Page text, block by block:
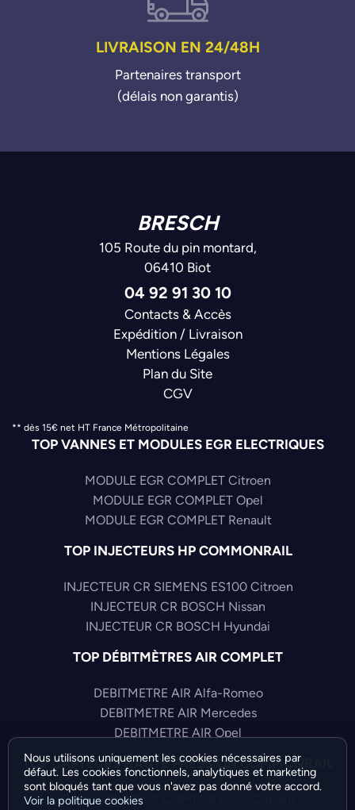
LIVRAISON EN 24/48H
Partenaires transport
(délais non garantis)
BRESCH
105 Route du pin montard,
06410 Biot
04 92 91 30 10
Contacts & Accès
Expédition / Livraison
Mentions Légales
Plan du Site
CGV
** dès 15€ net HT France Métropolitaine
TOP VANNES ET MODULES EGR ELECTRIQUES
MODULE EGR COMPLET Citroen
MODULE EGR COMPLET Opel
MODULE EGR COMPLET Renault
TOP INJECTEURS HP COMMONRAIL
INJECTEUR CR SIEMENS ES100 Citroen
INJECTEUR CR BOSCH Nissan
INJECTEUR CR BOSCH Hyundai
TOP DÉBITMÈTRES AIR COMPLET
DEBITMETRE AIR Alfa-Romeo
DEBITMETRE AIR Mercedes
DEBITMETRE AIR Opel
TOP CAPTEURS HAUTE PRESSION COMMONRAIL
CAPTEUR PRESS COMMONRAIL Citroen
Nous utilisons uniquement les cookies nécessaires par
défaut. Les cookies fonctionnels, analytiques et marketing
sont bloqués tant que vous n'avez pas donné votre accord.
Voir la politique cookies